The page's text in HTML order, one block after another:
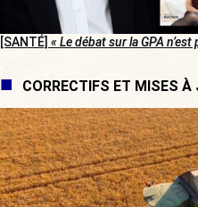
[SANTÉ] « Le débat sur la GPA
CORRECTIFS ET MISES À